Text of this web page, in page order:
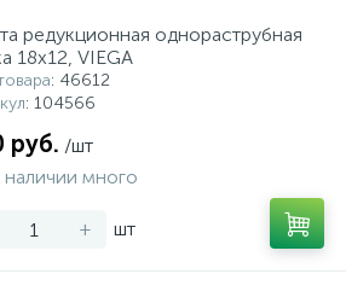
редукционная однораструбная
18х12, VIEGA
: 46612
: 104566
руб. /шт
наличии много
+ шт